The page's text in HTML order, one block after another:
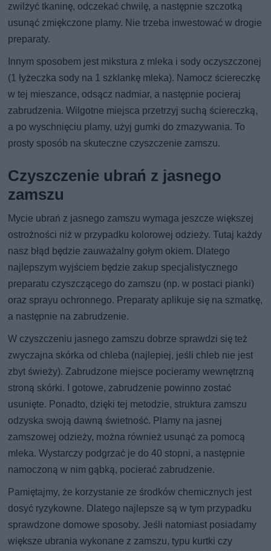
zwilżyć tkaninę, odczekać chwilę, a następnie szczotką
usunąć zmiękczone plamy. Nie trzeba inwestować w drogie
preparaty.
Innym sposobem jest mikstura z mleka i sody oczyszczonej
(1 łyżeczka sody na 1 szklankę mleka). Namocz ściereczkę
w tej mieszance, odsącz nadmiar, a następnie pocieraj
zabrudzenia. Wilgotne miejsca przetrzyj suchą ściereczką,
a po wyschnięciu plamy, użyj gumki do zmazywania. To
prosty sposób na skuteczne czyszczenie zamszu.
Czyszczenie ubrań z jasnego
zamszu
Mycie ubrań z jasnego zamszu wymaga jeszcze większej
ostrożności niż w przypadku kolorowej odzieży. Tutaj każdy
nasz błąd będzie zauważalny gołym okiem. Dlatego
najlepszym wyjściem będzie zakup specjalistycznego
preparatu czyszczącego do zamszu (np. w postaci pianki)
oraz sprayu ochronnego. Preparaty aplikuje się na szmatkę,
a następnie na zabrudzenie.
W czyszczeniu jasnego zamszu dobrze sprawdzi się też
zwyczajna skórka od chleba (najlepiej, jeśli chleb nie jest
zbyt świeży). Zabrudzone miejsce pocieramy wewnętrzną
stroną skórki. I gotowe, zabrudzenie powinno zostać
usunięte. Ponadto, dzięki tej metodzie, struktura zamszu
odzyska swoją dawną świetność. Plamy na jasnej
zamszowej odzieży, można również usunąć za pomocą
mleka. Wystarczy podgrzać je do 40 stopni, a następnie
namoczoną w nim gąbką, pocierać zabrudzenie.
Pamiętajmy, że korzystanie ze środków chemicznych jest
dosyć ryzykowne. Dlatego najlepsze są w tym przypadku
sprawdzone domowe sposoby. Jeśli natomiast posiadamy
większe ubrania wykonane z zamszu, typu kurtki czy